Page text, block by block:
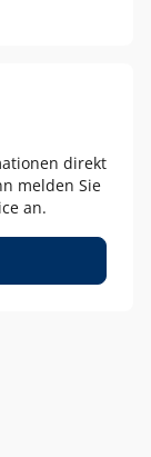
Umsetzungen
jeweils einer
direkt
melden Sie
an.